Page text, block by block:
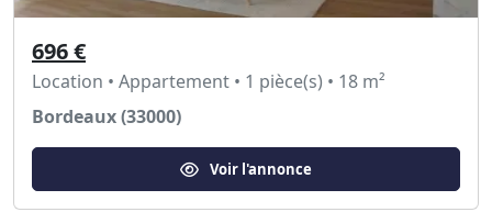
696 €
Location • Appartement • 1 pièce(s) • 18 m²
Bordeaux (33000)
Voir l'annonce